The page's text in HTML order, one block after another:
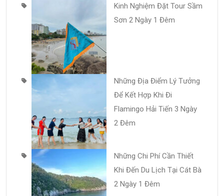
Kinh Nghiệm Đặt Tour Sầm
Sơn 2 Ngày 1 Đêm
Những Địa Điểm Lý Tưởng
Để Kết Hợp Khi Đi
Flamingo Hải Tiến 3 Ngày
2 Đêm
Những Chi Phí Cần Thiết
Khi Đến Du Lịch Tại Cát Bà
2 Ngày 1 Đêm